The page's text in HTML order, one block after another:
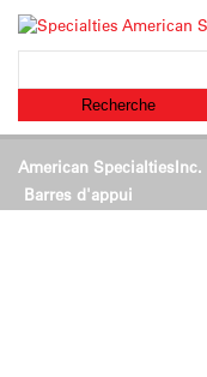
American SpecialtiesInc.
Barres d'appui